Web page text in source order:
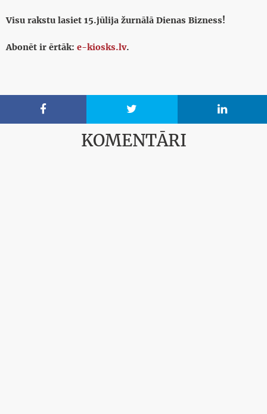
Visu rakstu lasiet 15.jūlija žurnālā Dienas Bizness!
Abonēt ir ērtāk: e-kiosks.lv.
  
KOMENTĀRI